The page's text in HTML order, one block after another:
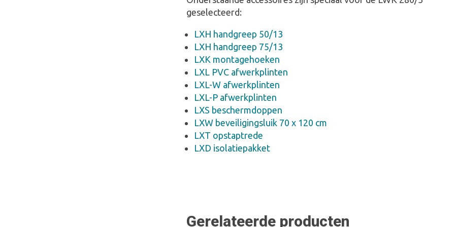
geselecteerd:
LXH handgreep 50/13
LXH handgreep 75/13
LXK montagehoeken
LXL PVC afwerkplinten
LXL-W afwerkplinten
LXL-P afwerkplinten
LXS beschermdoppen
LXW beveiligingsluik 70 x 120 cm
LXT opstaptrede
LXD isolatiepakket
Gerelateerde producten